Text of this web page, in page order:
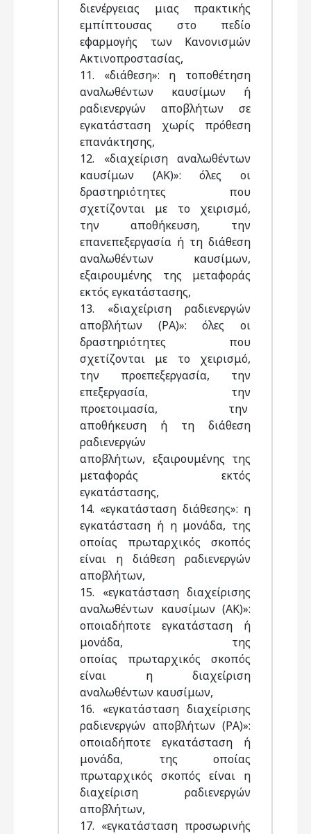
διενέργειας μιας πρακτικής
εμπίπτουσας στο πεδίο
εφαρμογής των Κανονισμών
Ακτινοπροστασίας,
11. «διάθεση»: η τοποθέτηση
αναλωθέντων καυσίμων ή
ραδιενεργών αποβλήτων σε
εγκατάσταση χωρίς πρόθεση
επανάκτησης,
12. «διαχείριση αναλωθέντων
καυσίμων (ΑΚ)»: όλες οι
δραστηριότητες που
σχετίζονται με το χειρισμό,
την αποθήκευση, την
επανεπεξεργασία ή τη διάθεση
αναλωθέντων καυσίμων,
εξαιρουμένης της μεταφοράς
εκτός εγκατάστασης,
13. «διαχείριση ραδιενεργών
αποβλήτων (ΡΑ)»: όλες οι
δραστηριότητες που
σχετίζονται με το χειρισμό,
την προεπεξεργασία, την
επεξεργασία, την
προετοιμασία, την
αποθήκευση ή τη διάθεση
ραδιενεργών
αποβλήτων, εξαιρουμένης της
μεταφοράς εκτός
εγκατάστασης,
14. «εγκατάσταση διάθεσης»: η
εγκατάσταση ή η μονάδα, της
οποίας πρωταρχικός σκοπός
είναι η διάθεση ραδιενεργών
αποβλήτων,
15. «εγκατάσταση διαχείρισης
αναλωθέντων καυσίμων (ΑΚ)»:
οποιαδήποτε εγκατάσταση ή
μονάδα, της
οποίας πρωταρχικός σκοπός
είναι η διαχείριση
αναλωθέντων καυσίμων,
16. «εγκατάσταση διαχείρισης
ραδιενεργών αποβλήτων (ΡΑ)»:
οποιαδήποτε εγκατάσταση ή
μονάδα, της οποίας
πρωταρχικός σκοπός είναι η
διαχείριση ραδιενεργών
αποβλήτων,
17. «εγκατάσταση προσωρινής